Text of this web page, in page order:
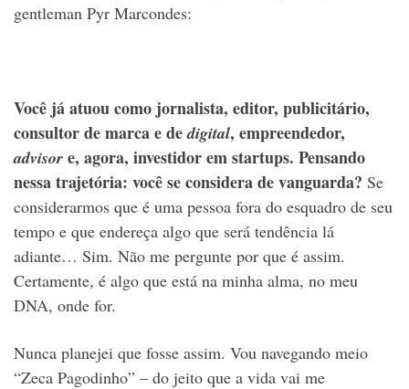
gentleman Pyr Marcondes:
Você já atuou como jornalista, editor, publicitário,
consultor de marca e dedigital, empreendedor,
advisor e, agora, investidor em startups. Pensando
nessa trajetória: você se considera de vanguarda? Se
considerarmos que é uma pessoa fora do esquadro de seu
tempo e que endereça algo que será tendência lá
adiante… Sim. Não me pergunte por que é assim.
Certamente, é algo que está na minha alma, no meu
DNA, onde for.
Nunca planejei que fosse assim. Vou navegando meio
“Zeca Pagodinho” – do jeito que a vida vai me